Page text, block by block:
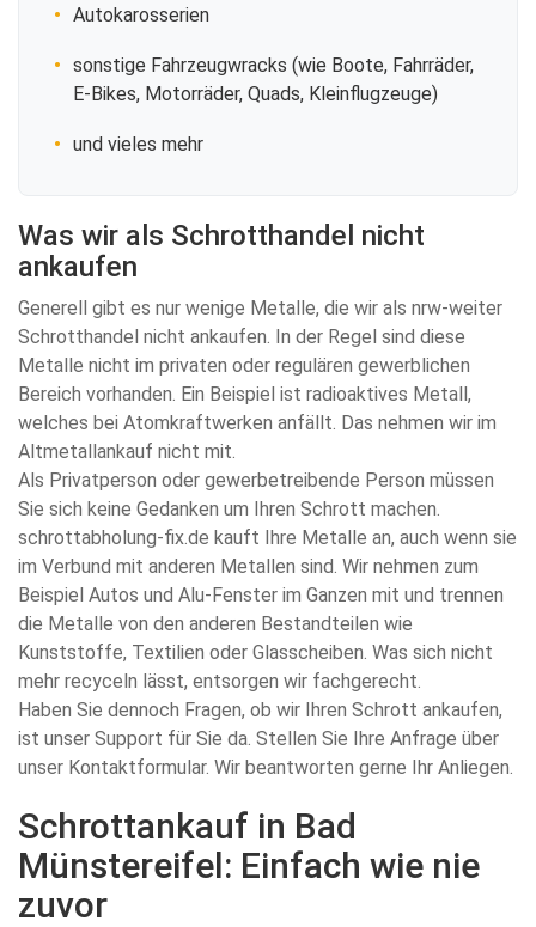
Autokarosserien
sonstige Fahrzeugwracks (wie Boote, Fahrräder,
E-Bikes, Motorräder, Quads, Kleinflugzeuge)
und vieles mehr
Was wir als Schrotthandel nicht
ankaufen
Generell gibt es nur wenige Metalle, die wir als nrw-weiter
Schrotthandel nicht ankaufen. In der Regel sind diese
Metalle nicht im privaten oder regulären gewerblichen
Bereich vorhanden. Ein Beispiel ist radioaktives Metall,
welches bei Atomkraftwerken anfällt. Das nehmen wir im
Altmetallankauf nicht mit.
Als Privatperson oder gewerbetreibende Person müssen
Sie sich keine Gedanken um Ihren Schrott machen.
schrottabholung-fix.de kauft Ihre Metalle an, auch wenn sie
im Verbund mit anderen Metallen sind. Wir nehmen zum
Beispiel Autos und Alu-Fenster im Ganzen mit und trennen
die Metalle von den anderen Bestandteilen wie
Kunststoffe, Textilien oder Glasscheiben. Was sich nicht
mehr recyceln lässt, entsorgen wir fachgerecht.
Haben Sie dennoch Fragen, ob wir Ihren Schrott ankaufen,
ist unser Support für Sie da. Stellen Sie Ihre Anfrage über
unser Kontaktformular. Wir beantworten gerne Ihr Anliegen.
Schrottankauf in Bad
Münstereifel: Einfach wie nie
zuvor